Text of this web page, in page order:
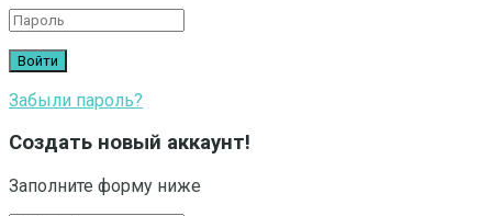
Забыли пароль?
Создать новый аккаунт!
Заполните форму ниже